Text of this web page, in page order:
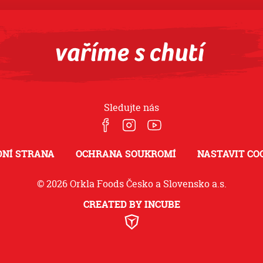
Sledujte nás
STRANA OCHRANA SOUKROMÍ NASTAVIT
© 2026 Orkla Foods Česko a Slovensko a.s.
CREATED BY INCUBE